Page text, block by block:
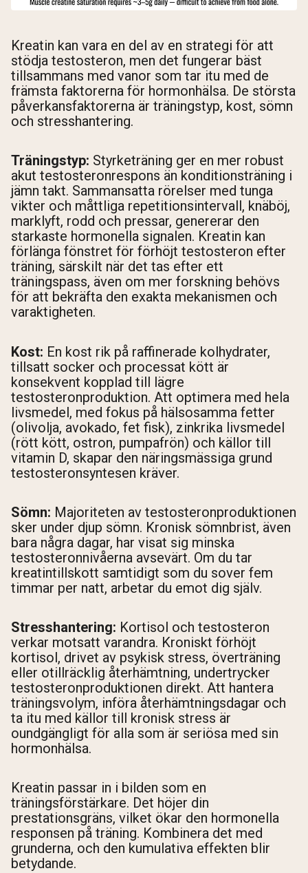
Kreatin kan vara en del av en strategi för att
stödja testosteron, men det fungerar bäst
tillsammans med vanor som tar itu med de
främsta faktorerna för hormonhälsa. De största
påverkansfaktorerna är träningstyp, kost, sömn
och stresshantering.
Träningstyp: Styrketräning ger en mer robust
akut testosteronrespons än konditionsträning i
jämn takt. Sammansatta rörelser med tunga
vikter och måttliga repetitionsintervall, knäböj,
marklyft, rodd och pressar, genererar den
starkaste hormonella signalen. Kreatin kan
förlänga fönstret för förhöjt testosteron efter
träning, särskilt när det tas efter ett
träningspass, även om mer forskning behövs
för att bekräfta den exakta mekanismen och
varaktigheten.
Kost: En kost rik på raffinerade kolhydrater,
tillsatt socker och processat kött är
konsekvent kopplad till lägre
testosteronproduktion. Att optimera med hela
livsmedel, med fokus på hälsosamma fetter
(olivolja, avokado, fet fisk), zinkrika livsmedel
(rött kött, ostron, pumpafrön) och källor till
vitamin D, skapar den näringsmässiga grund
testosteronsyntesen kräver.
Sömn: Majoriteten av testosteronproduktionen
sker under djup sömn. Kronisk sömnbrist, även
bara några dagar, har visat sig minska
testosteronnivåerna avsevärt. Om du tar
kreatintillskott samtidigt som du sover fem
timmar per natt, arbetar du emot dig själv.
Stresshantering: Kortisol och testosteron
verkar motsatt varandra. Kroniskt förhöjt
kortisol, drivet av psykisk stress, överträning
eller otillräcklig återhämtning, undertrycker
testosteronproduktionen direkt. Att hantera
träningsvolym, införa återhämtningsdagar och
ta itu med källor till kronisk stress är
oundgängligt för alla som är seriösa med sin
hormonhälsa.
Kreatin passar in i bilden som en
träningsförstärkare. Det höjer din
prestationsgräns, vilket ökar den hormonella
responsen på träning. Kombinera det med
grunderna, och den kumulativa effekten blir
betydande.